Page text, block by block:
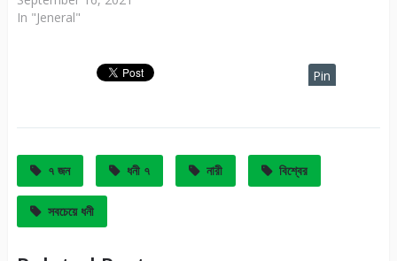
In "Jeneral"
Pin
৭ জন ধনী ৭ নারী বিশ্বের
সবচেয়ে ধনী